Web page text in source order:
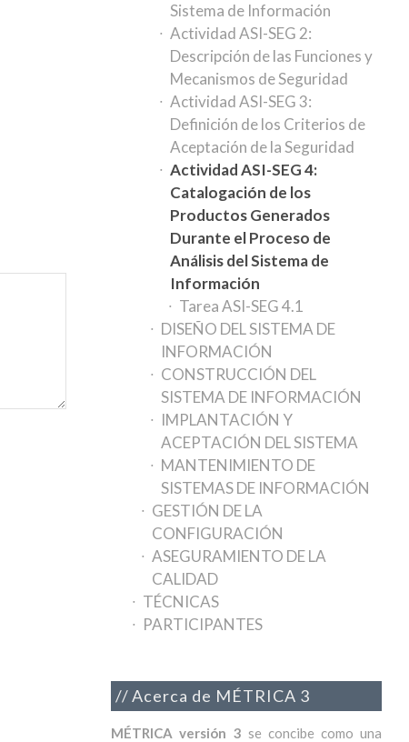
Sistema de Información
Actividad ASI-SEG 2:
Descripción de las Funciones y
Mecanismos de Seguridad
Actividad ASI-SEG 3:
Definición de los Criterios de
Aceptación de la Seguridad
Actividad ASI-SEG 4:
Catalogación de los
Productos Generados
Durante el Proceso de
Análisis del Sistema de
Información
Tarea ASI-SEG 4.1
DISEÑO DEL SISTEMA DE
INFORMACIÓN
CONSTRUCCIÓN DEL
SISTEMA DE INFORMACIÓN
IMPLANTACIÓN Y
ACEPTACIÓN DEL SISTEMA
MANTENIMIENTO DE
SISTEMAS DE INFORMACIÓN
GESTIÓN DE LA
CONFIGURACIÓN
ASEGURAMIENTO DE LA
CALIDAD
TÉCNICAS
PARTICIPANTES
Acerca de MÉTRICA 3
MÉTRICA versión 3 se concibe como una